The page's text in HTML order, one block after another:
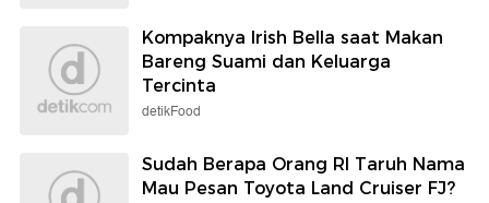
Kompaknya Irish Bella saat Makan
Bareng Suami dan Keluarga
Tercinta
detikFood
Sudah Berapa Orang RI Taruh Nama
Mau Pesan Toyota Land Cruiser FJ?